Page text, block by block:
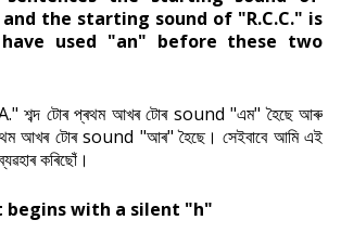
the starting sound of "R.C.C." is
used "an" before these two
শব্দ টোৰ প্ৰথম আখৰ টোৰ sound "এম" হৈছে আৰু
আখৰ টোৰ sound "আৰ" হৈছে। সেইবাবে আমি এই
কৰিছোঁ।
begins with a silent "h"